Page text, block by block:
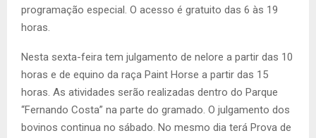
programação especial. O acesso é gratuito das 6 às 19
horas.
Nesta sexta-feira tem julgamento de nelore a partir das 10
horas e de equino da raça Paint Horse a partir das 15
horas. As atividades serão realizadas dentro do Parque
“Fernando Costa” na parte do gramado. O julgamento dos
bovinos continua no sábado. No mesmo dia terá Prova de